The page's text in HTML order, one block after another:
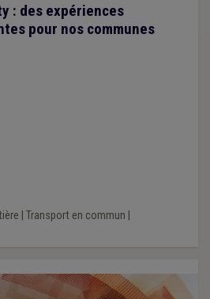
: des expériences
pour nos communes
Transport en commun